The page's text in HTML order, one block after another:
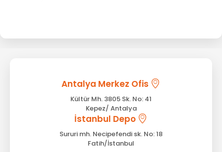
Antalya Merkez Ofis
Kültür Mh. 3805 Sk. No: 41
Kepez/ Antalya
İstanbul Depo
Sururi mh. Necipefendi sk. No: 18
Fatih/İstanbul